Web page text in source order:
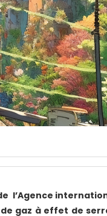
l’Agence
gaz à effet de